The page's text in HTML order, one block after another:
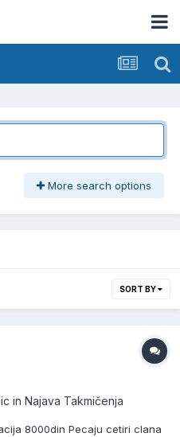
More search options
SORT BY
in Najava Takmičenja
8000din Pecaju cetiri clana